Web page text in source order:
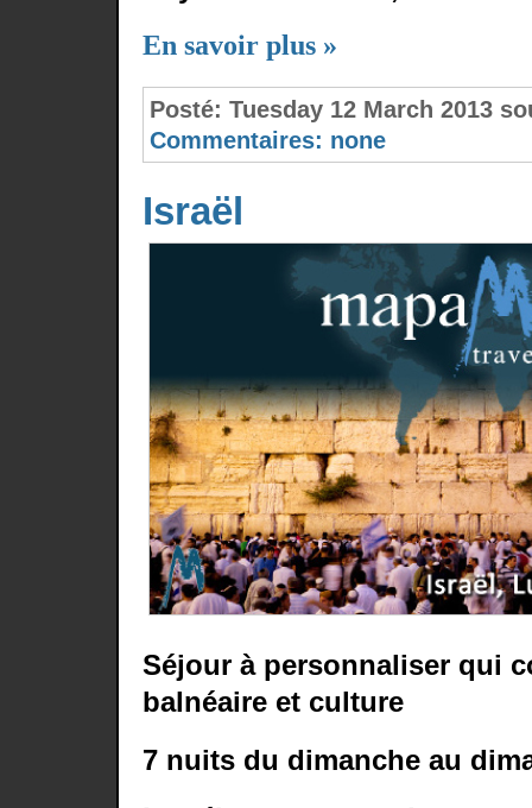
En savoir plus »
Posté: Tuesday 12 March 2013
Commentaires: none
Israël
Séjour à personnaliser qui
balnéaire et culture
7 nuits du dimanche au